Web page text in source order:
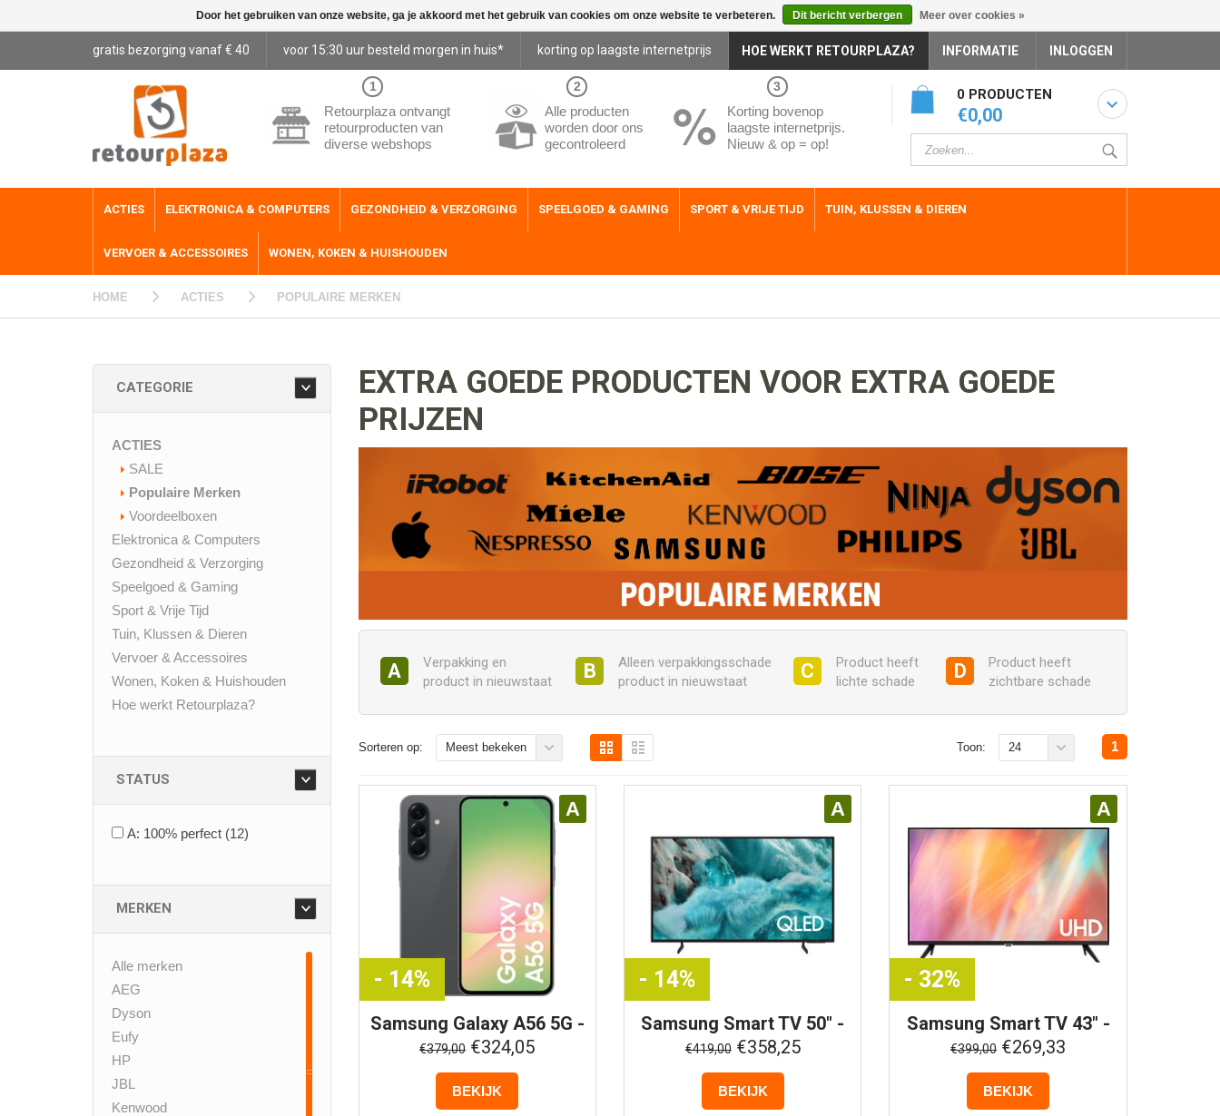
gratis bezorging vanaf € 40 voor 15:30 uur besteld morgen in huis* korting op laagste internetprijs HOE WERKT RETOURPLAZA? INFORMATIE INLOGGEN
1
Retourplaza ontvangt
retourproducten van
diverse webshops
2
Alle producten
worden door ons
gecontroleerd
3
Korting bovenop
laagste internetprijs.
Nieuw & op = op!
0 PRODUCTEN
€0,00
ACTIES ELEKTRONICA & COMPUTERS GEZONDHEID & VERZORGING SPEELGOED & GAMING SPORT & VRIJE TIJD TUIN, KLUSSEN & DIEREN
VERVOER & ACCESSOIRES WONEN, KOKEN & HUISHOUDEN
HOME ACTIES POPULAIRE MERKEN
CATEGORIE
ACTIES
SALE
Populaire Merken
Voordeelboxen
Elektronica & Computers
Gezondheid & Verzorging
Speelgoed & Gaming
Sport & Vrije Tijd
Tuin, Klussen & Dieren
Vervoer & Accessoires
Wonen, Koken & Huishouden
Hoe werkt Retourplaza?
STATUS
A: 100% perfect (12)
MERKEN
Alle merken
AEG
Dyson
Eufy
HP
JBL
Kenwood
EXTRA GOEDE PRODUCTEN VOOR EXTRA GOEDE
PRIJZEN
A
Verpakking en
product in nieuwstaat
B
Alleen verpakkingsschade
product in nieuwstaat
C
Product heeft
lichte schade
D
Product heeft
zichtbare schade
Sorteren op: Meest bekeken 1
Toon: 24
A
- 14%
Samsung Galaxy A56 5G -
256GB - Awesome
Graphite
€379,00€324,05
BEKIJK
A
- 14%
Samsung Smart TV 50" -
QLED 4K - QE50Q7FA
(2025)
€419,00€358,25
BEKIJK
A
- 32%
Samsung Smart TV 43" -
4K UHD -
UE43AU7092UXXH
(Buitenlands Model)
€399,00€269,33
BEKIJK
Door het gebruiken van onze website, ga je akkoord met het gebruik van cookies om onze website te verbeteren. Dit bericht verbergen Meer over cookies »